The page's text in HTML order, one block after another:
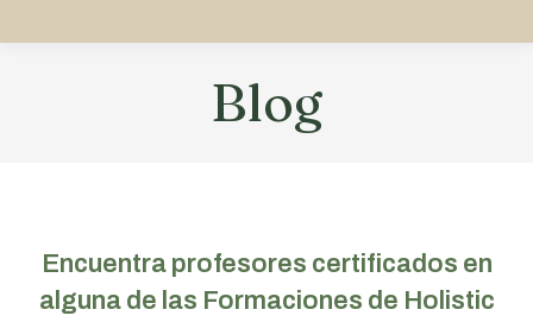
Blog
Encuentra profesores certificados en
alguna de las Formaciones de Holistic